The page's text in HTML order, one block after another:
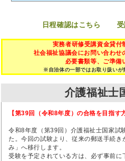
日程確認はこちら
実務者研修受講資金貸付
社会福祉協議会にお問い合わせ
必要書類等、ご準備
※自治体の一部ではお取り扱いが
介護福祉士
【第39回（令和8年度）の合格を目指す
令和8年度（第39回）介護福祉士国家試
た。今回の試験より、従来の郵送手続き
み」へ移行します。
受験を予定されている方は、必ず事前に